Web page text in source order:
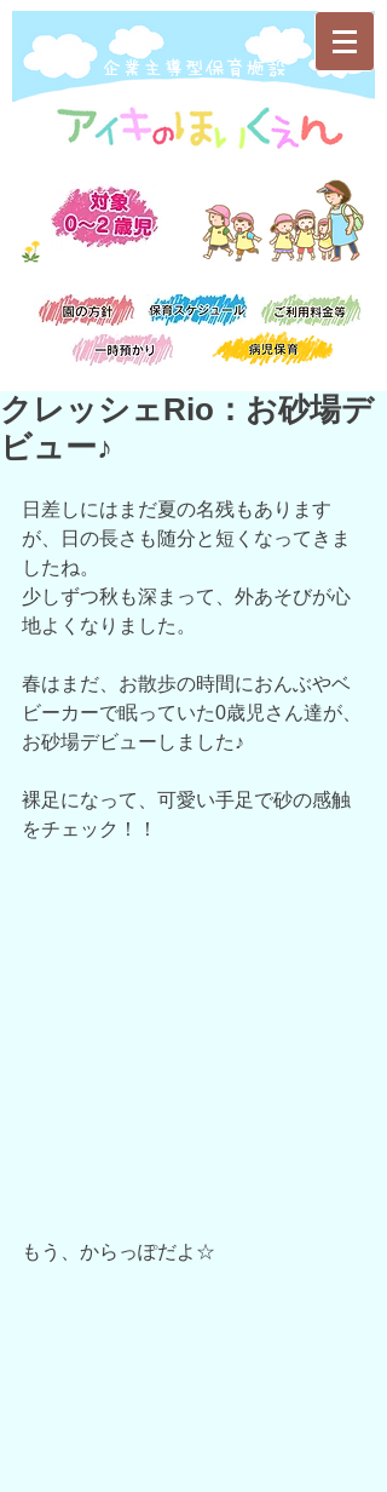
​企業主導型保育施設
クレッシェRio：お砂場デ
ビュー♪
日差しにはまだ夏の名残もあります
が、日の長さも随分と短くなってきま
したね。
少しずつ秋も深まって、外あそびが心
地よくなりました。
春はまだ、お散歩の時間におんぶやベ
ビーカーで眠っていた0歳児さん達が、
お砂場デビューしました♪
裸足になって、可愛い手足で砂の感触
をチェック！！
もう、からっぽだよ☆